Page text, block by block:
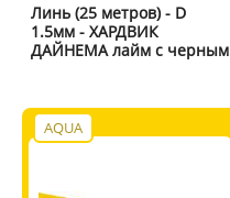
Линь (25 метров) - D
1.5мм - ХАРДВИК
ДАЙНЕМА лайм с черным
AQUA